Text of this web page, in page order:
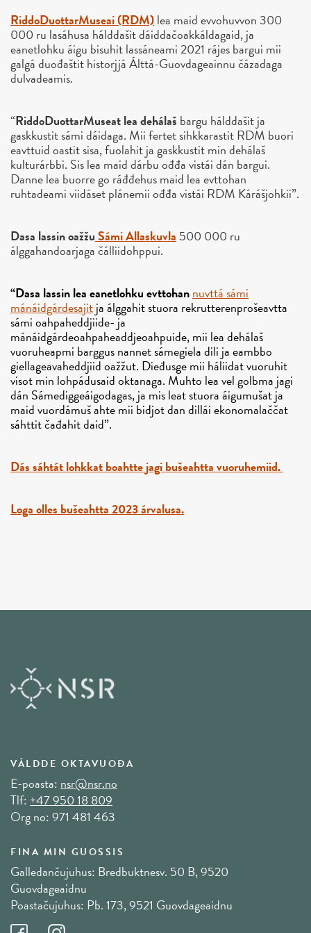
RiddoDuottarMuseai (RDM)lea maid evvohuvvon 300
000 ru lasáhusa hálddašit dáiddačoakkáldagaid, ja
eanetlohku áigu bisuhit lassáneami 2021 rájes bargui mii
galgá duođaštit historjjá Álttá-Guovdageainnu čázadaga
dulvadeamis.
“RiddoDuottarMuseat lea dehálaš bargu hálddašit ja
gaskkustit sámi dáidaga. Mii fertet sihkkarastit RDM buori
eavttuid oastit sisa, fuolahit ja gaskkustit min dehálaš
kulturárbbi. Sis lea maid dárbu ođđa vistái dán bargui.
Danne lea buorre go ráđđehus maid lea evttohan
ruhtadeami viidáset plánemii ođđa vistái RDM Kárášjohkii”.
Dasa lassin oažžuSámi Allaskuvla 500 000 ru
álggahandoarjaga čálliidohppui.
“Dasa lassin lea eanetlohku evttohannuvttá sámi
mánáidgárdesajitjaálggahit stuora rekrutterenprošeavtta
sámi oahpaheddjiide- ja
mánáidgárdeoahpaheaddjeoahpuide, mii lea dehálaš
vuoruheapmi barggus nannet sámegiela dili ja eambbo
giellageavaheddjiid oažžut. Dieđusge mii háliidat vuoruhit
visot min lohpádusaid oktanaga. Muhto lea vel golbma jagi
dán Sámediggeáigodagas, ja mis leat stuora áigumušat ja
maid vuordámuš ahte mii bidjot dan dillái ekonomalaččat
sáhttit čađahit daid”.
Dás sáhtát lohkkat boahtte jagi bušeahtta vuoruhemiid.
Loga olles bušeahtta 2023 árvalusa.
VÁLDDE OKTAVUOĐA
E-poasta: nsr@nsr.no
Tlf:+47 950 18 809
Org no: 971 481 463
FINA MIN GUOSSIS
Galledančujuhus: Bredbuktnesv. 50 B, 9520
Guovdageaidnu
Poastačujuhus: Pb. 173, 9521 Guovdageaidnu